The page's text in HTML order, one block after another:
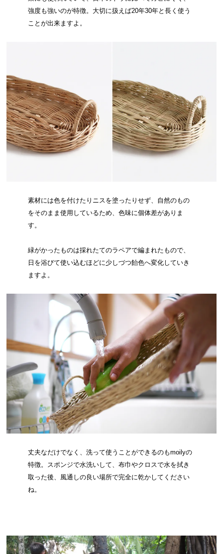
強度も強いのが特徴。大切に扱えば20年30年と長く使う
ことが出来ますよ。
素材には色を付けたりニスを塗ったりせず、自然のもの
をそのまま使用しているため、色味に個体差がありま
す。
緑がかったものは採れたてのラペアで編まれたもので、
日を浴びて使い込むほどに少しづつ飴色へ変化していき
ますよ。
丈夫なだけでなく、洗って使うことができるのもmoilyの
特徴。スポンジで水洗いして、布巾やクロスで水を拭き
取った後、風通しの良い場所で完全に乾かしてください
ね。